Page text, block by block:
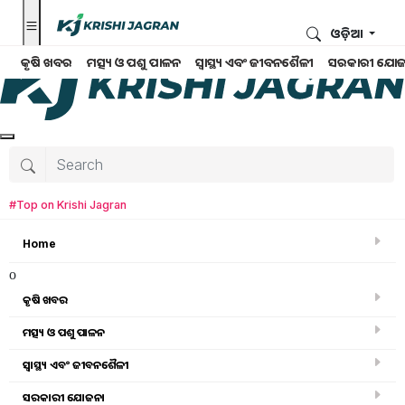
କୃଷି ଖବର ମତ୍ସ୍ୟ ଓ ପଶୁ ପାଳନ ସ୍ୱାସ୍ଥ୍ୟ ଏବଂ ଜୀବନଶୈଳୀ ସରକାରୀ
ଓଡ଼ିଆ
#Top on Krishi Jagran
Home
o
କୃଷି ଖବର
ମତ୍ସ୍ୟ ଓ ପଶୁ ପାଳନ
ସ୍ୱାସ୍ଥ୍ୟ ଏବଂ ଜୀବନଶୈଳୀ
ସରକାରୀ ଯୋଜନା
କୃଷି ଉପକରଣ